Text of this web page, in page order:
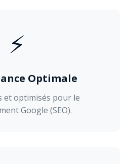
⚡
Optimale
et optimisés pour le
Google (SEO).